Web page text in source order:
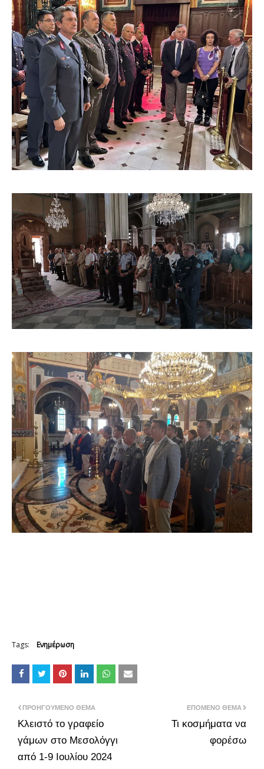
Tags: Ενημέρωση
ΕΠΌΜΕΝΟ ΘΈΜΑ
Τι κοσμήματα να
φορέσω
ΠΡΟΗΓΟΎΜΕΝΟ ΘΈΜΑ
Κλειστό το γραφείο
γάμων στο Μεσολόγγι
από 1-9 Ιουλίου 2024